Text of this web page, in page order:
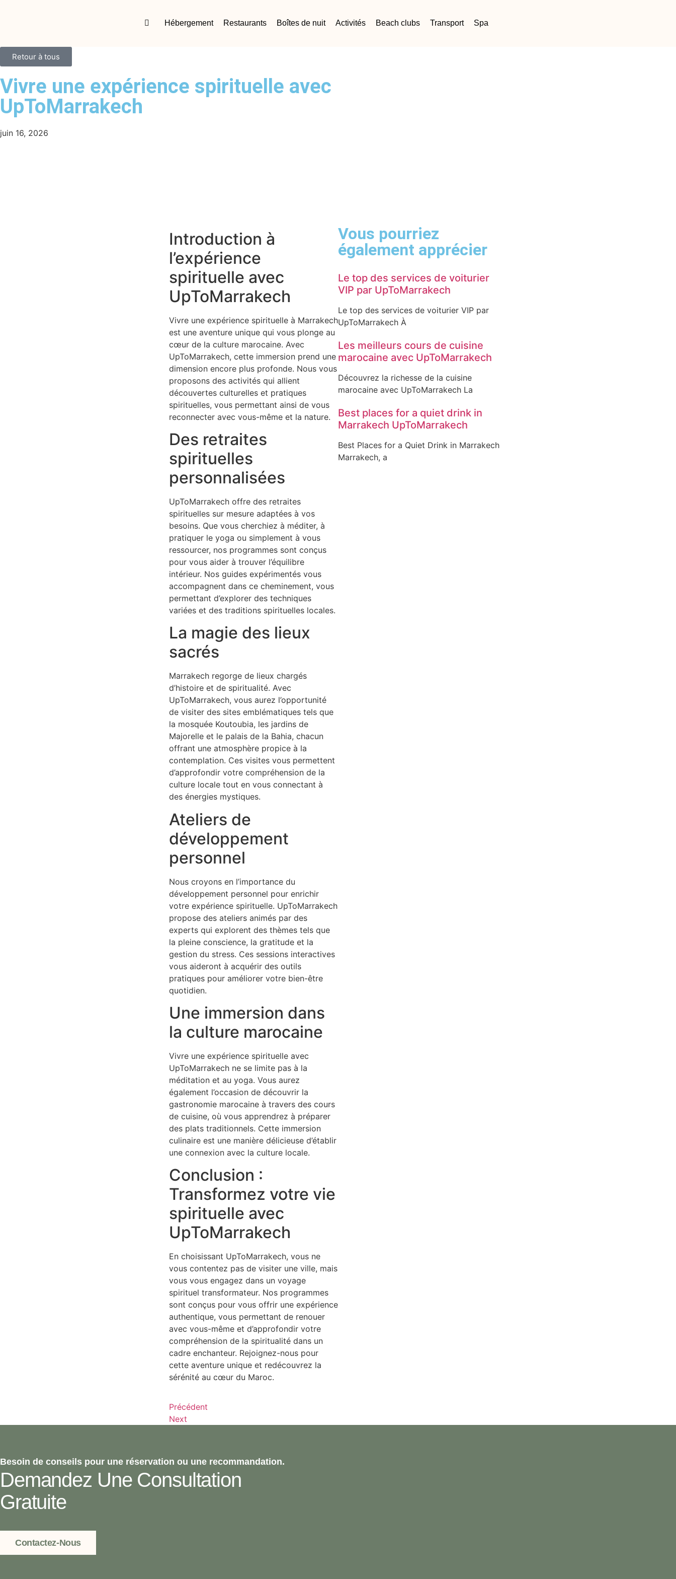
Hébergement Restaurants Boîtes de nuit Activités Beach clubs Transport Spa
Retour à tous
Vivre une expérience spirituelle avec
UpToMarrakech
juin 16, 2026
Introduction à
l’expérience
spirituelle avec
UpToMarrakech
Vivre une expérience spirituelle à Marrakech
est une aventure unique qui vous plonge au
cœur de la culture marocaine. Avec
UpToMarrakech, cette immersion prend une
dimension encore plus profonde. Nous vous
proposons des activités qui allient
découvertes culturelles et pratiques
spirituelles, vous permettant ainsi de vous
reconnecter avec vous-même et la nature.
Des retraites
spirituelles
personnalisées
UpToMarrakech offre des retraites
spirituelles sur mesure adaptées à vos
besoins. Que vous cherchiez à méditer, à
pratiquer le yoga ou simplement à vous
ressourcer, nos programmes sont conçus
pour vous aider à trouver l’équilibre
intérieur. Nos guides expérimentés vous
accompagnent dans ce cheminement, vous
permettant d’explorer des techniques
variées et des traditions spirituelles locales.
La magie des lieux
sacrés
Marrakech regorge de lieux chargés
d’histoire et de spiritualité. Avec
UpToMarrakech, vous aurez l’opportunité
de visiter des sites emblématiques tels que
la mosquée Koutoubia, les jardins de
Majorelle et le palais de la Bahia, chacun
offrant une atmosphère propice à la
contemplation. Ces visites vous permettent
d’approfondir votre compréhension de la
culture locale tout en vous connectant à
des énergies mystiques.
Ateliers de
développement
personnel
Nous croyons en l’importance du
développement personnel pour enrichir
votre expérience spirituelle. UpToMarrakech
propose des ateliers animés par des
experts qui explorent des thèmes tels que
la pleine conscience, la gratitude et la
gestion du stress. Ces sessions interactives
vous aideront à acquérir des outils
pratiques pour améliorer votre bien-être
quotidien.
Une immersion dans
la culture marocaine
Vivre une expérience spirituelle avec
UpToMarrakech ne se limite pas à la
méditation et au yoga. Vous aurez
également l’occasion de découvrir la
gastronomie marocaine à travers des cours
de cuisine, où vous apprendrez à préparer
des plats traditionnels. Cette immersion
culinaire est une manière délicieuse d’établir
une connexion avec la culture locale.
Conclusion :
Transformez votre vie
spirituelle avec
UpToMarrakech
En choisissant UpToMarrakech, vous ne
vous contentez pas de visiter une ville, mais
vous vous engagez dans un voyage
spirituel transformateur. Nos programmes
sont conçus pour vous offrir une expérience
authentique, vous permettant de renouer
avec vous-même et d’approfondir votre
compréhension de la spiritualité dans un
cadre enchanteur. Rejoignez-nous pour
cette aventure unique et redécouvrez la
sérénité au cœur du Maroc.
Précédent
Next
Vous pourriez
également apprécier
Le top des services de voiturier
VIP par UpToMarrakech
Le top des services de voiturier VIP par
UpToMarrakech À
Les meilleurs cours de cuisine
marocaine avec UpToMarrakech
Découvrez la richesse de la cuisine
marocaine avec UpToMarrakech La
Best places for a quiet drink in
Marrakech UpToMarrakech
Best Places for a Quiet Drink in Marrakech
Marrakech, a
Besoin de conseils pour une réservation ou une recommandation.
Demandez Une Consultation
Gratuite
Contactez-Nous